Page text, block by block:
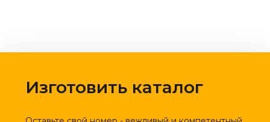
Изготовить каталог